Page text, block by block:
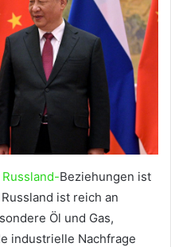
Russland-Beziehungen ist
ist reich an
Öl und Gas,
industrielle Nachfrage